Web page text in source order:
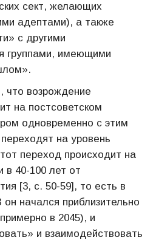
сект, желающих
адептами), а также
с другими
группами, имеющими
что возрождение
на постсоветском
одновременно с этим
на уровень
переход происходит на
в 40-100 лет от
[3, с. 50-59], то есть в
начался приблизительно
в 2045), и
и взаимодействовать